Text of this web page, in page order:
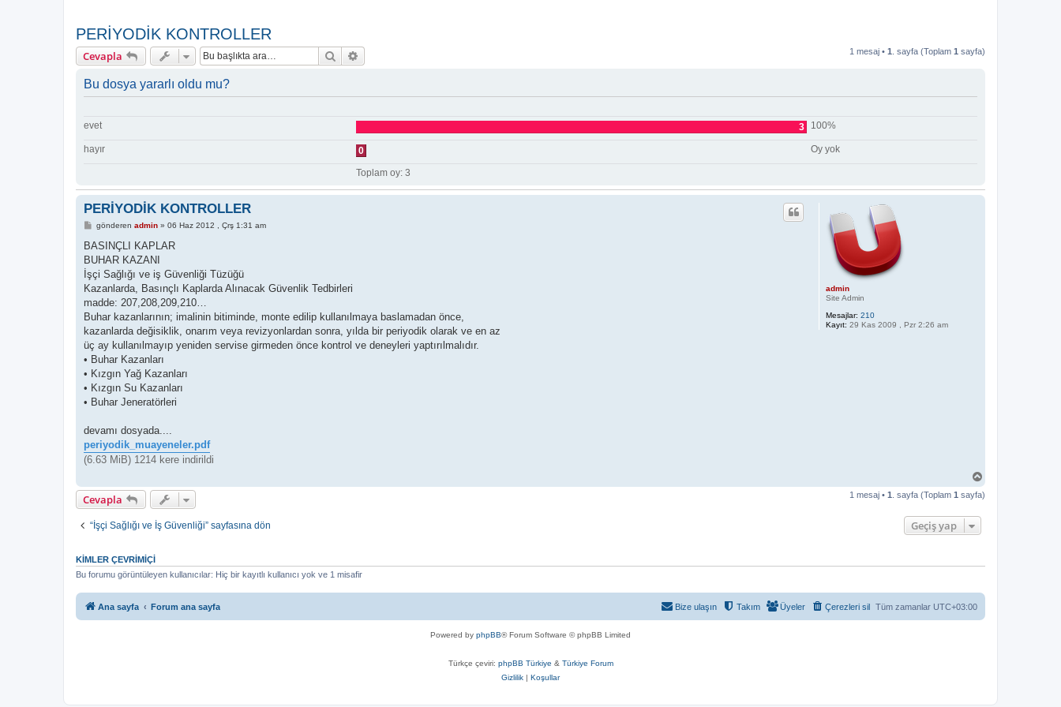
PERİYODİK KONTROLLER
Cevapla Ara 1 mesaj • 1 . sayfa (Toplam 1 sayfa)
Bu dosya yararlı oldu mu?
evet 3 100%
hayır 0 Oy yok
Toplam oy: 3
admin
Site Admin
Mesajlar: 210
Kayıt: 29 Kas 2009 , Pzr 2:26 am
PERİYODİK KONTROLLER
M
s
j
gönderen admin» 06 Haz 2012 , Çrş 1:31 am
BASINÇLI KAPLAR
BUHAR KAZANI
İşçi Sağlığı ve iş Güvenliği Tüzüğü
Kazanlarda, Basınçlı Kaplarda Alınacak Güvenlik Tedbirleri
madde: 207,208,209,210…
Buhar kazanlarının; imalinin bitiminde, monte edilip kullanılmaya baslamadan önce,
kazanlarda değisiklik, onarım veya revizyonlardan sonra, yılda bir periyodik olarak ve en az
üç ay kullanılmayıp yeniden servise girmeden önce kontrol ve deneyleri yaptırılmalıdır.
• Buhar Kazanları
• Kızgın Yağ Kazanları
• Kızgın Su Kazanları
• Buhar Jeneratörleri
devamı dosyada....
periyodik_muayeneler.pdf
(6.63 MiB) 1214 kere indirildi
Cevapla 1 mesaj • 1 . sayfa (Toplam 1 sayfa)
“İşçi Sağlığı ve İş Güvenliği” sayfasına dön Geçiş yap
KIMLER ÇEVRIMIÇI
Bu forumu görüntüleyen kullanıcılar: Hiç bir kayıtlı kullanıcı yok ve 1 misafir
Ana sayfa Forum ana sayfa Tüm zamanlar UTC+03:00
Çerezleri sil
Üyeler
Takım
Bize ulaşın
Powered by phpBB® Forum Software © phpBB Limited
Türkçe çeviri: phpBB Türkiye & Türkiye Forum
Gizlilik | Koşullar